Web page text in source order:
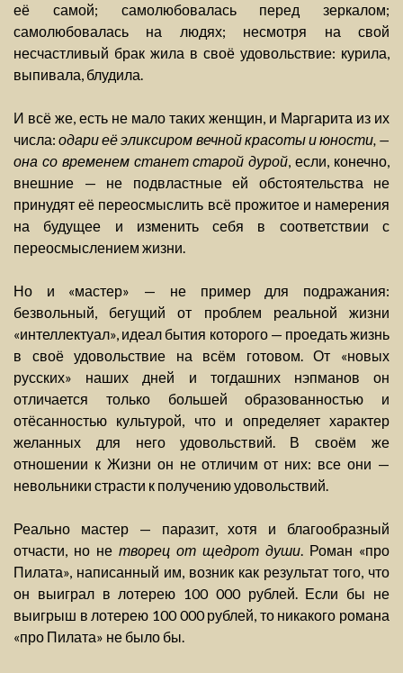
её самой; самолюбовалась перед зеркалом;
самолюбовалась на людях; несмотря на свой
несчастливый брак жила в своё удовольствие: курила,
выпивала, блудила.
И всё же, есть не мало таких женщин, и Маргарита из их
числа:одари её эликсиром вечной красоты и юности, —
она со временем станет старой дурой, если, конечно,
внешние — не подвластные ей обстоятельства не
принудят её переосмыслить всё прожитое и намерения
на будущее и изменить себя в соответствии с
переосмыслением жизни.
Но и «мастер» — не пример для подражания:
безвольный, бегущий от проблем реальной жизни
«интеллектуал», идеал бытия которого — проедать жизнь
в своё удовольствие на всём готовом. От «новых
русских» наших дней и тогдашних нэпманов он
отличается только большей образованностью и
отёсанностью культурой, что и определяет характер
желанных для него удовольствий. В своём же
отношении к Жизни он не отличим от них: все они —
невольники страсти к получению удовольствий.
Реально мастер — паразит, хотя и благообразный
отчасти, но не творец от щедрот души. Роман «про
Пилата», написанный им, возник как результат того, что
он выиграл в лотерею 100 000 рублей. Если бы не
выигрыш в лотерею 100 000 рублей, то никакого романа
«про Пилата» не было бы.